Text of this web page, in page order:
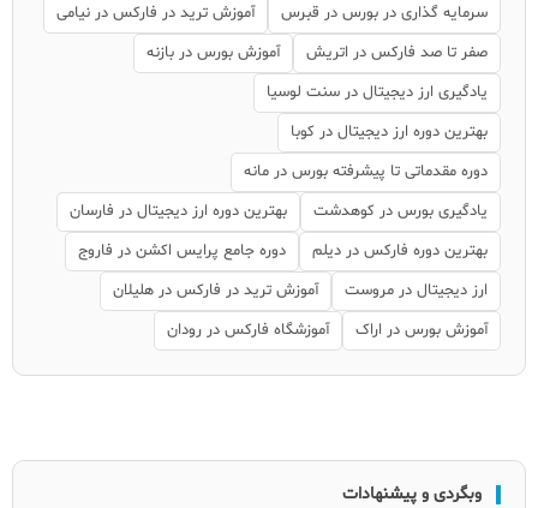
سرمایه گذاری در بورس در قبرس
آموزش ترید در فارکس در نیامی
صفر تا صد فارکس در اتریش
آموزش بورس در بازنه
یادگیری ارز دیجیتال در سنت لوسیا
بهترین دوره ارز دیجیتال در کوبا
دوره مقدماتی تا پیشرفته بورس در مانه
یادگیری بورس در کوهدشت
بهترین دوره ارز دیجیتال در فارسان
بهترین دوره فارکس در دیلم
دوره جامع پرایس اکشن در فاروج
ارز دیجیتال در مروست
آموزش ترید در فارکس در هلیلان
آموزش بورس در اراک
آموزشگاه فارکس در رودان
وبگردی و پیشنهادات